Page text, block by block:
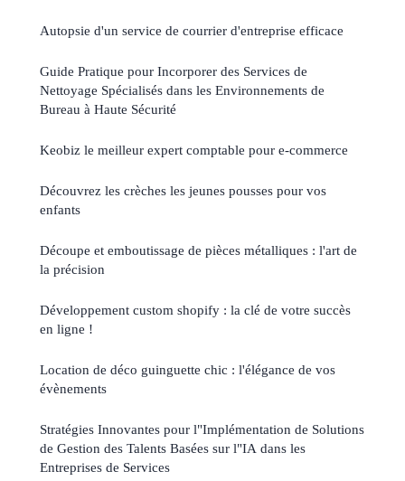
Autopsie d'un service de courrier d'entreprise efficace
Guide Pratique pour Incorporer des Services de
Nettoyage Spécialisés dans les Environnements de
Bureau à Haute Sécurité
Keobiz le meilleur expert comptable pour e-commerce
Découvrez les crèches les jeunes pousses pour vos
enfants
Découpe et emboutissage de pièces métalliques : l'art de
la précision
Développement custom shopify : la clé de votre succès
en ligne !
Location de déco guinguette chic : l'élégance de vos
évènements
Stratégies Innovantes pour l"Implémentation de Solutions
de Gestion des Talents Basées sur l"IA dans les
Entreprises de Services